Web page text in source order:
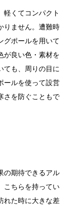
軽くてコンパクト
りません。遭難時
グポールを用いて
が良い色・素材を
ても、周りの目に
ールを使って設営
さを防ぐこともで
の期待できるアル
こちらを持ってい
れた時に大きな差